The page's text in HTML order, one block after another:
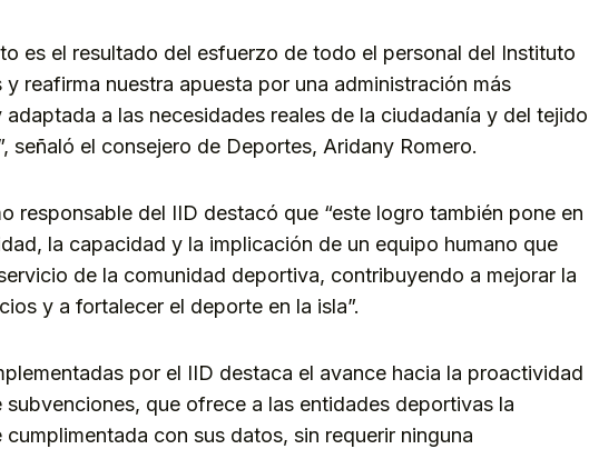
es el resultado del esfuerzo de todo el personal del Instituto
y reafirma nuestra apuesta por una administración más
a las necesidades reales de la ciudadanía y del tejido
señaló el consejero de Deportes, Aridany Romero.
responsable del IID destacó que “este logro también pone en
la capacidad y la implicación de un equipo humano que
de la comunidad deportiva, contribuyendo a mejorar la
y a fortalecer el deporte en la isla”.
por el IID destaca el avance hacia la proactividad
subvenciones, que ofrece a las entidades deportivas la
con sus datos, sin requerir ninguna